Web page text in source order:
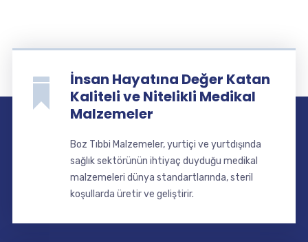
İnsan Hayatına Değer Katan
Kaliteli ve Nitelikli Medikal
Malzemeler
Boz Tıbbi Malzemeler, yurtiçi ve yurtdışında
sağlık sektörünün ihtiyaç duyduğu medikal
malzemeleri dünya standartlarında, steril
koşullarda üretir ve geliştirir.